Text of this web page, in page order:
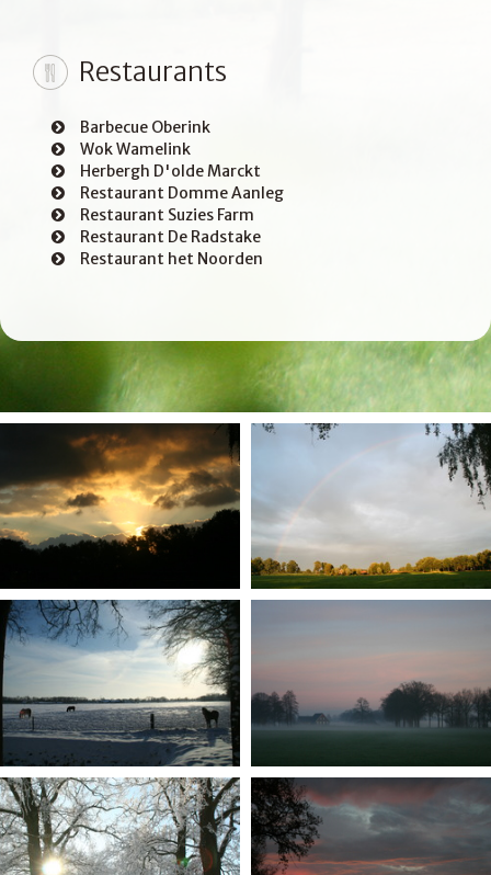
Restaurants
Barbecue Oberink
Wok Wamelink
Herbergh D'olde Marckt
Restaurant Domme Aanleg
Restaurant Suzies Farm
Restaurant De Radstake
Restaurant het Noorden